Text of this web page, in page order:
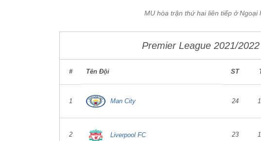
MU hòa trận thứ hai liên tiếp ở Ngoại
Premier League 2021/2022
# Tên Đội ST
1 Man City 24
2 Liverpool FC 23